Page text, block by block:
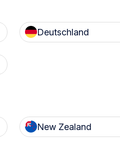
Deutschland
New Zealand